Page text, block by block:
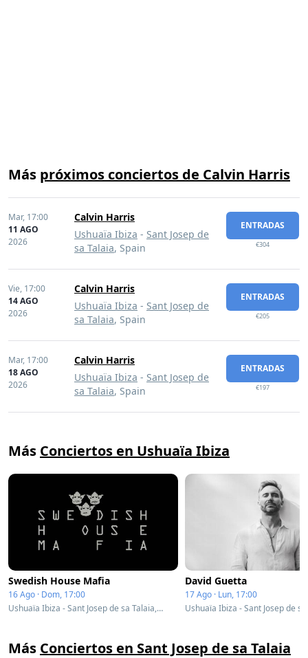
Más próximos conciertos de Calvin Harris
Mar, 17:00
11 AGO
2026
Calvin Harris
Ushuaïa Ibiza - Sant Josep de
sa Talaia, Spain
ENTRADAS
€304
Vie, 17:00
14 AGO
2026
Calvin Harris
Ushuaïa Ibiza - Sant Josep de
sa Talaia, Spain
ENTRADAS
€205
Mar, 17:00
18 AGO
2026
Calvin Harris
Ushuaïa Ibiza - Sant Josep de
sa Talaia, Spain
ENTRADAS
€197
Más Conciertos en Ushuaïa Ibiza
Swedish House Mafia
16 Ago · Dom, 17:00
Ushuaïa Ibiza - Sant Josep de sa Talaia, Spain
David Guetta
17 Ago · Lun, 17:00
Más Conciertos en Sant Josep de sa Talaia